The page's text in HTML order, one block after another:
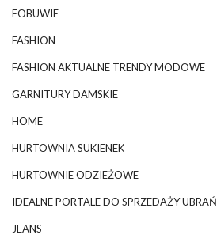
EOBUWIE
FASHION
FASHION AKTUALNE TRENDY MODOWE
GARNITURY DAMSKIE
HOME
HURTOWNIA SUKIENEK
HURTOWNIE ODZIEŻOWE
IDEALNE PORTALE DO SPRZEDAŻY UBRAŃ
JEANS